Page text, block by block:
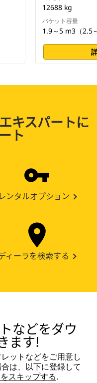
12688 kg
バケット容量
1.9～5 m3（2.5
キスパートに
ト
レンタルオプション
ィーラを検索する
などをダウ
ます!
ットなどをご用意し
は、以下に登録して
スキップする.